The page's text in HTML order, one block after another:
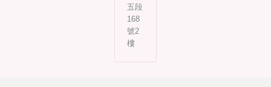
五段
168
號2
樓